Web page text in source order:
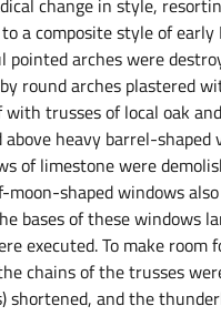
a composite style of early
pointed arches were
round arches plastered
with trusses of local oak
above heavy barrel-
of limestone were
shaped windows
bases of these windows
executed. To make room
chains of the trusses
shortened, and the